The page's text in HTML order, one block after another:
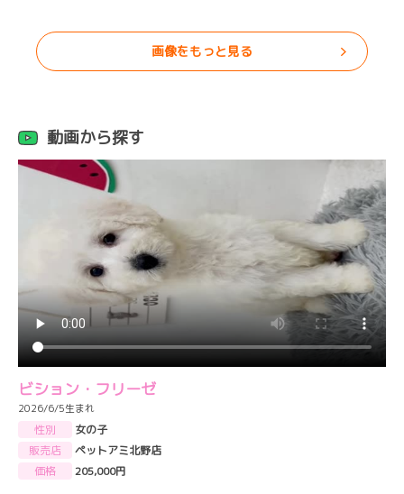
画像をもっと見る
動画から探す
ビション・フリーゼ
2026/6/5生まれ
性別
女の子
販売店
ペットアミ北野店
価格
205,000円